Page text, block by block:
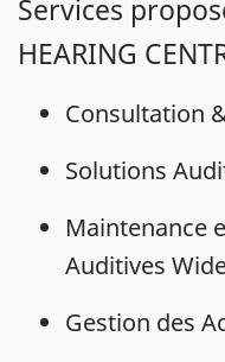
Services
HEARING
Consultation
Solutions
Maintenance
Auditives
Gestion des